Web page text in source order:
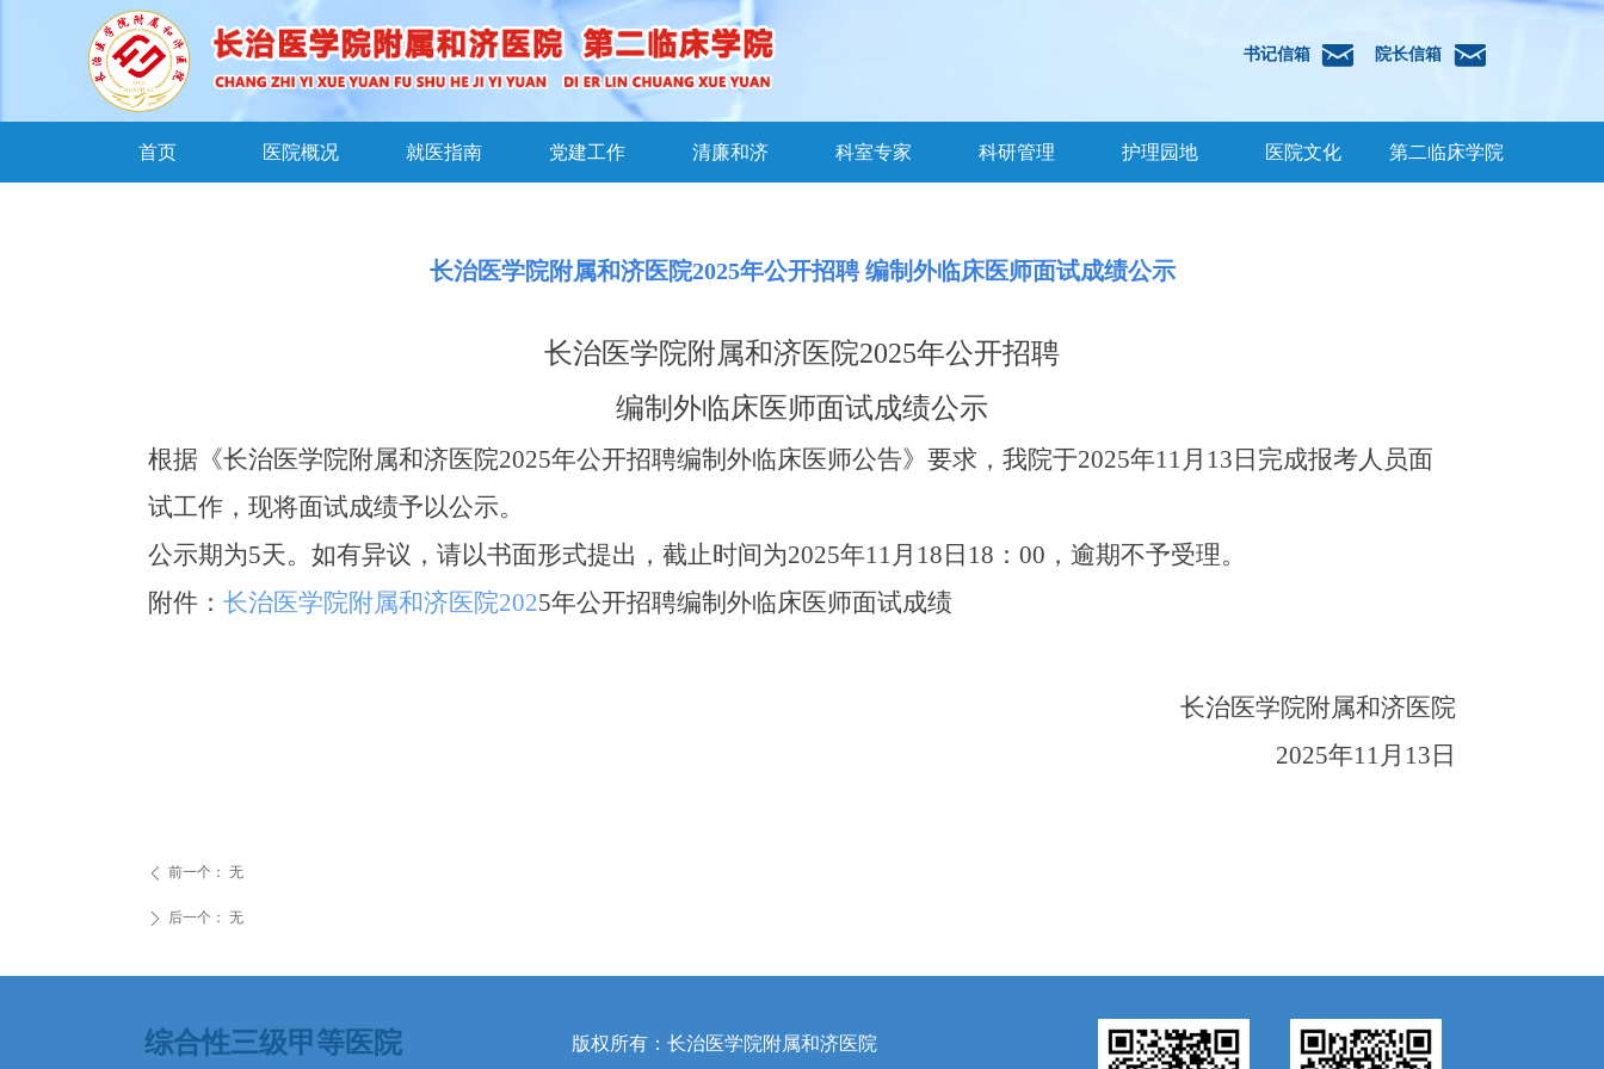
书记信箱 院长信箱
낂 낂
首页 医院概况 就医指南 党建工作 清廉和济 科室专家 科研管理 护理园地 医院文化 第二临床学院
长治医学院附属和济医院2025年公开招聘 编制外临床医师面试成绩公示
长治医学院附属和济医院2025年公开招聘
编制外临床医师面试成绩公示
根据《长治医学院附属和济医院2025年公开招聘编制外临床医师公告》 要求 ，我院于2025年11 月 13 日 完成报考人员面
试工作，现将面试成绩予以公示。
公示期为5天。如有异议，请以书面形式提出，截止时间为2025年11 月 18 日 18：00，逾期不予受理。
附件： 长治医学院附属和济医院2025年公开招聘编制外临床医师面试成绩
长治医学院附属和济医院
2025年11 月 13 日
ꄴ 前一个： 无
ꄲ 后一个： 无
版权所有：长治医学院附属和济医院
综合性三级甲等医院